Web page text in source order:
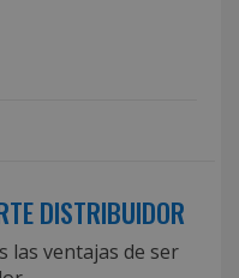
DISTRIBUIDOR
las ventajas de ser